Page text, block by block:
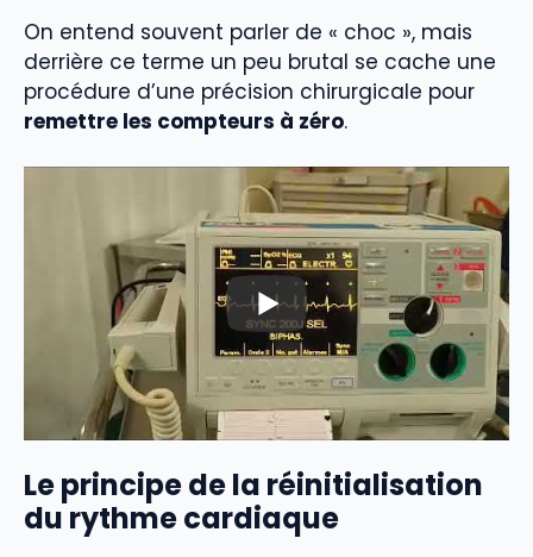
On entend souvent parler de « choc », mais
derrière ce terme un peu brutal se cache une
procédure d’une précision chirurgicale pour
remettre les compteurs à zéro.
Le principe de la réinitialisation
du rythme cardiaque